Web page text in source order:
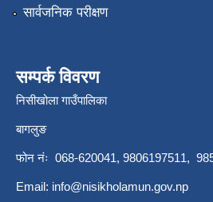
सार्वजनिक परीक्षण
सम्पर्क विवरण
निसीखोला गाउँपालिका
बागलुङ
फोन नंः 068-620041, 9806197511,
Email: info@nisikholamun.gov.np